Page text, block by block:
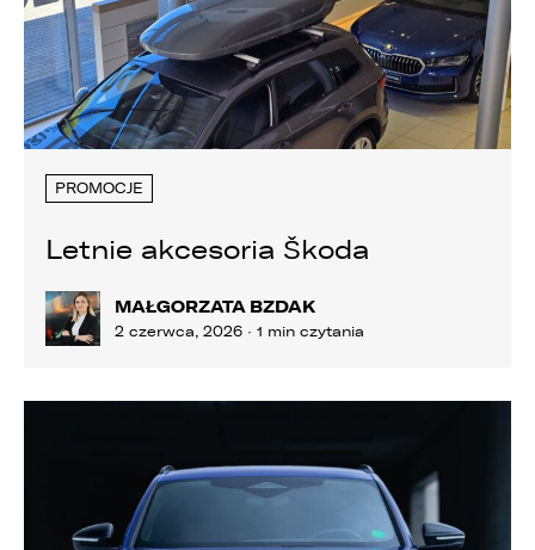
PROMOCJE
Letnie akcesoria Škoda
MAŁGORZATA BZDAK
2 czerwca, 2026 · 1 min czytania